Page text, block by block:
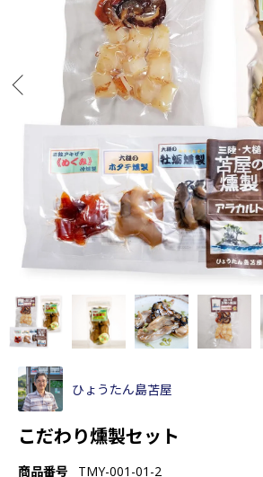
ひょうたん島苫屋
こだわり燻製セット
商品番号 TMY-001-01-2